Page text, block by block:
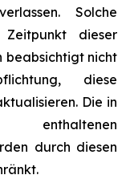
Solche
dieser
beabsichtigt nicht
diese
Die in
enthaltenen
durch diesen